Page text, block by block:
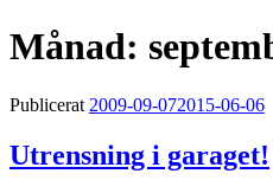
Månad:
Publicerat 2009-09-072015-06-06
Utrensning i garaget!